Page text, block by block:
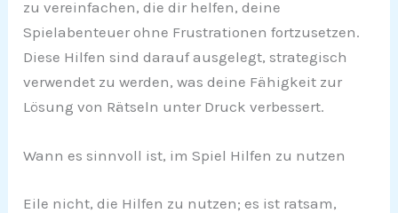
zu vereinfachen, die dir helfen, deine
Spielabenteuer ohne Frustrationen fortzusetzen.
Diese Hilfen sind darauf ausgelegt, strategisch
verwendet zu werden, was deine Fähigkeit zur
Lösung von Rätseln unter Druck verbessert.
Wann es sinnvoll ist, im Spiel Hilfen zu nutzen
Eile nicht, die Hilfen zu nutzen; es ist ratsam,